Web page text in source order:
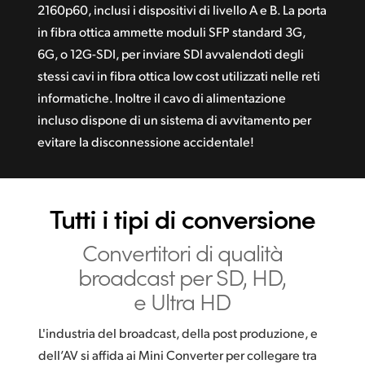
2160p60, inclusi i dispositivi di livello A e B. La porta
in fibra ottica ammette moduli SFP standard 3G,
6G, o 12G-SDI, per inviare SDI avvalendoti degli
stessi cavi in fibra ottica low cost utilizzati nelle reti
informatiche. Inoltre il cavo di alimentazione
incluso dispone di un sistema di avvitamento per
evitare la disconnessione accidentale!
Tutti i tipi di conversione
Convertitori di qualità
broadcast per SD, HD,
e Ultra HD
L'industria del broadcast, della post produzione, e
dell’AV si affida ai Mini Converter per collegare tra